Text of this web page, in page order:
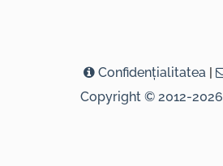
Confidenţialitatea |
Copyright © 2012-2026